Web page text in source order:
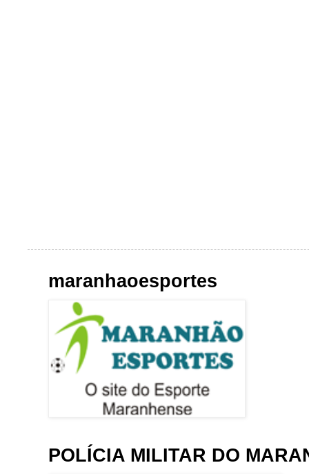
maranhaoesportes
POLÍCIA MILITAR DO